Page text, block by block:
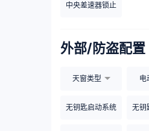
中央差速器锁止
外部/防盗配置
天窗类型 电
无钥匙启动系统 无钥